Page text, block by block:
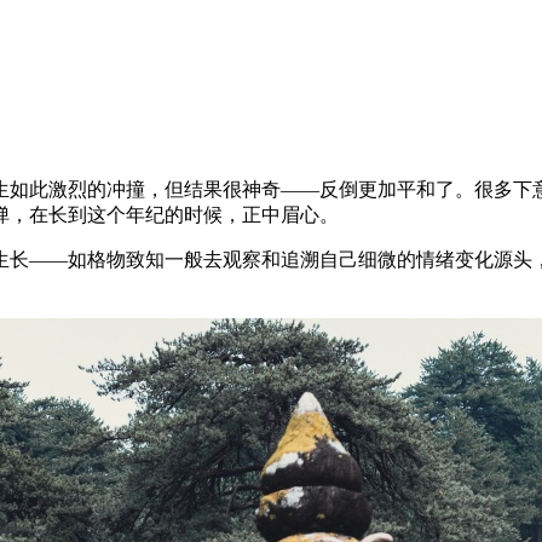
此激烈的冲撞，但结果很神奇——反倒更加平和了。很多
在长到这个年纪的时候，正中眉心。
——如格物致知一般去观察和追溯自己细微的情绪变化源